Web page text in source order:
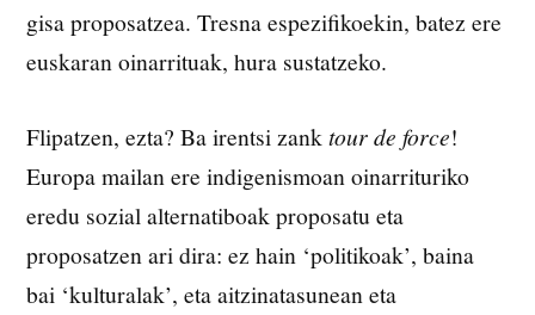
gisa proposatzea. Tresna espezifikoekin, batez ere
euskaran oinarrituak, hura sustatzeko.
Flipatzen, ezta? Ba irentsi zanktour de force!
Europa mailan ere indigenismoan oinarrituriko
eredu sozial alternatiboak proposatu eta
proposatzen ari dira: ez hain ‘politikoak’, baina
bai ‘kulturalak’, eta aitzinatasunean eta